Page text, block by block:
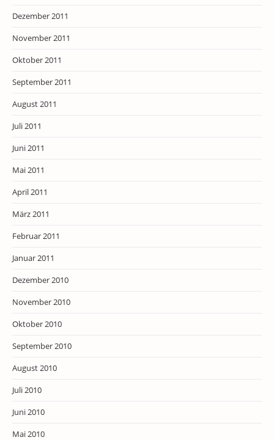
Dezember 2011
November 2011
Oktober 2011
September 2011
August 2011
Juli 2011
Juni 2011
Mai 2011
April 2011
März 2011
Februar 2011
Januar 2011
Dezember 2010
November 2010
Oktober 2010
September 2010
August 2010
Juli 2010
Juni 2010
Mai 2010